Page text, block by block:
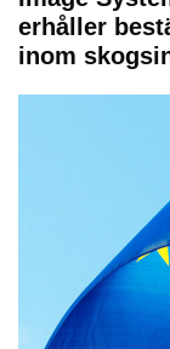
erhåller
inom